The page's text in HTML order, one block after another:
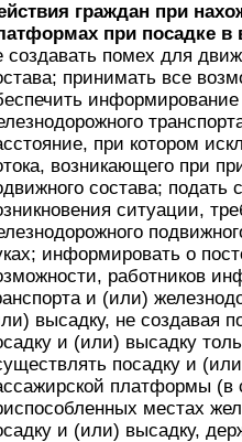
граждан при
при посадке в
создавать помех для
принимать все
при котором
возникающего при
состава;
ситуации,
информировать о
работников
и (или)
высадку, не создавая
и (или) высадку
посадку и
платформы (в
местах
и (или) высадку,